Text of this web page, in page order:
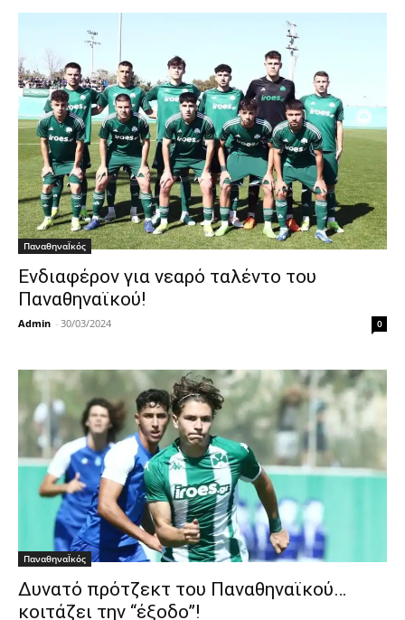
ΠαναθηναΪκός
Ενδιαφέρον για νεαρό ταλέντο του
Παναθηναϊκού!
Admin - 30/03/2024 0
ΠαναθηναΪκός
Δυνατό πρότζεκτ του Παναθηναϊκού…
κοιτάζει την “έξοδο”!